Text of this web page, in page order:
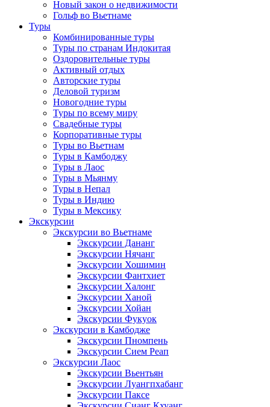
Новый закон о недвижимости
Гольф во Вьетнаме
Туры
Комбинированные туры
Туры по странам Индокитая
Оздоровительные туры
Активный отдых
Авторские туры
Деловой туризм
Новогодние туры
Туры по всему миру
Свадебные туры
Корпоративные туры
Туры во Вьетнам
Туры в Камбоджу
Туры в Лаос
Туры в Мьянму
Туры в Непал
Туры в Индию
Туры в Мексику
Экскурсии
Экскурсии во Вьетнаме
Экскурсии Дананг
Экскурсии Нячанг
Экскурсии Хошимин
Экскурсии Фантхиет
Экскурсии Халонг
Экскурсии Ханой
Экскурсии Хойан
Экскурсии Фукуок
Экскурсии в Камбодже
Экскурсии Пномпень
Экскурсии Сием Реап
Экскурсии Лаос
Экскурсии Вьентьян
Экскурсии Луангпхабанг
Экскурсии Паксе